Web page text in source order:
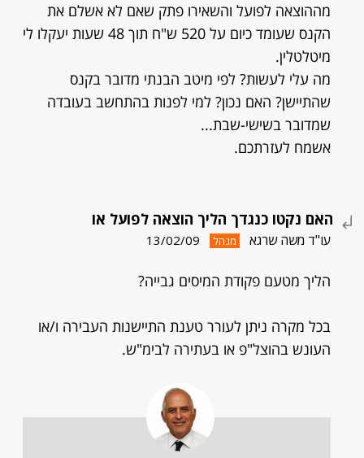
מההוצאה לפועל והשאירו פתק שאם לא אשלם את
הקנס שעומד כיום על 520 ש"ח תוך 48 שעות יעקלו לי
מיטלטלין.
מה עלי לעשות? לפי מיטב הבנתי מדובר בקנס
שהתיישן? האם נכון? למי לפנות בהתחשב בעובדה
שמדובר בשישי-שבת...
אשמח לעזרתכם.
האם נקטו כנגדך הליך הוצאה לפועל או
עו"ד משה שרגא מנהל 13/02/09
הליך מטעם פקודת המיסים גבייה?
בכל מקרה ניתן לעורר טענת התיישנות העבירה ו/או
העונש בהוצל"פ או בעתירה לבימ"ש.